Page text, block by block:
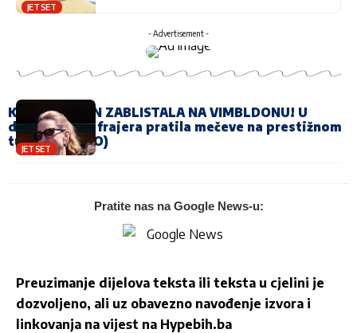
JET SET
- Advertisement -
JET SET
KEJT MIDLTON ZABLISTALA NA VIMBLDONU! U
društvu ovog frajera pratila mečeve na prestižnom
turniru! (FOTO)
Pratite nas na Google News-u:
Preuzimanje dijelova teksta ili teksta u cjelini je
dozvoljeno, ali uz obavezno navođenje izvora i
linkovanja na vijest na Hypebih.ba